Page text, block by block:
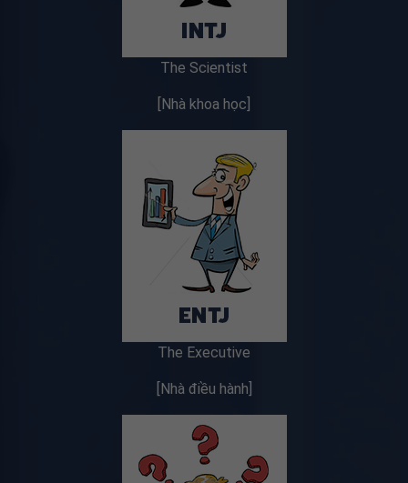
The Scientist
[Nhà khoa học]
The Executive
[Nhà điều hành]